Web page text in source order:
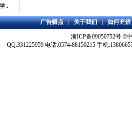
..
广告赚点|关于我们|如何充值
浙ICP备09050752号 ©
QQ:331225959 电话:0574-88150215 手机